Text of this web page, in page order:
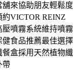
來協助朋友輕鬆度
VICTOR REINZ
噴霧系統維持噴霧
健食品推薦最佳選擇
餐盒採用天然植物纖
帶